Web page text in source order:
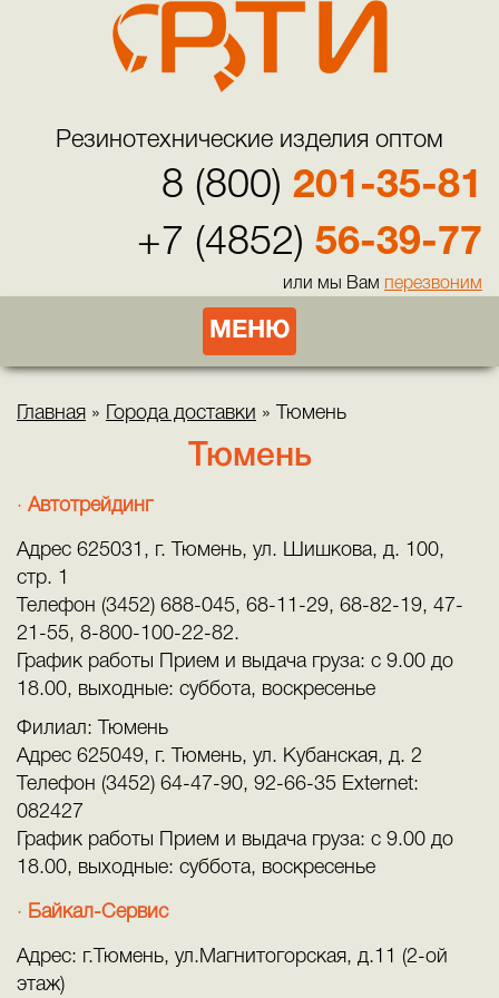
Резинотехнические изделия оптом
8 (800) 201-35-81
+7 (4852) 56-39-77
или мы Вам перезвоним
МЕНЮ
Главная » Города доставки » Тюмень
Тюмень
Автотрейдинг
Адрес 625031, г. Тюмень, ул. Шишкова, д. 100,
стр. 1
Телефон (3452) 688-045, 68-11-29, 68-82-19, 47-
21-55, 8-800-100-22-82.
График работы Прием и выдача груза: с 9.00 до
18.00, выходные: суббота, воскресенье
Филиал: Тюмень
Адрес 625049, г. Тюмень, ул. Кубанская, д. 2
Телефон (3452) 64-47-90, 92-66-35 Externet:
082427
График работы Прием и выдача груза: с 9.00 до
18.00, выходные: суббота, воскресенье
Байкал-Сервис
Адрес: г.Тюмень, ул.Магнитогорская, д.11 (2-ой
этаж)